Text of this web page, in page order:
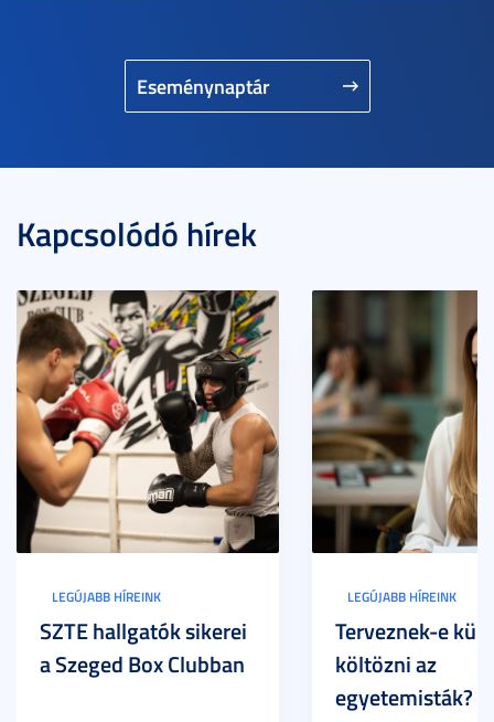
Eseménynaptár
Kapcsolódó hírek
LEGÚJABB HÍREINK
SZTE hallgatók sikerei
a Szeged Box Clubban
LEGÚJABB HÍREINK
Terveznek-e
költözni az
egyetemisták? –